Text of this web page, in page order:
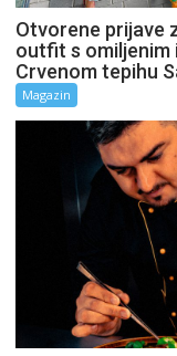
Otvorene prijave
outfit s omiljenim
Crvenom tepihu
Magazin